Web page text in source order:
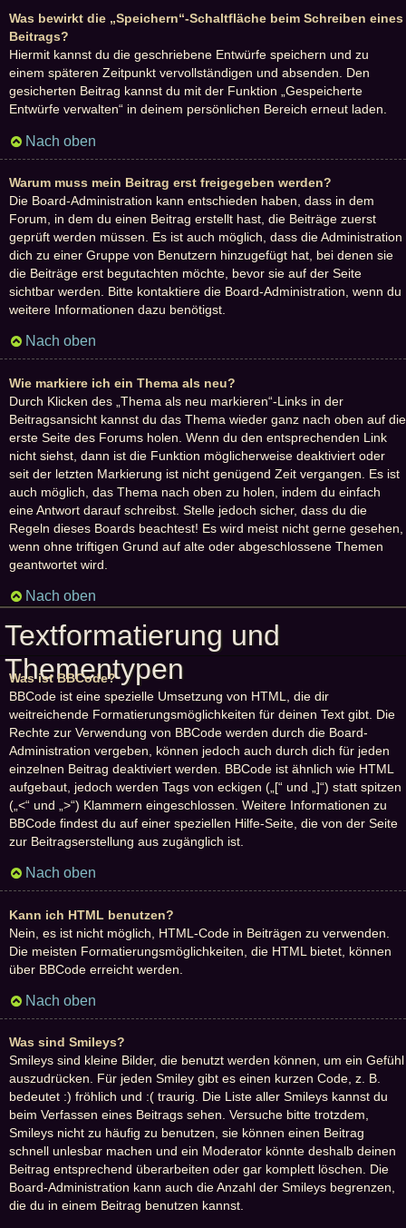
Was bewirkt die „Speichern“-Schaltfläche beim Schreiben eines
Beitrags?
Hiermit kannst du die geschriebene Entwürfe speichern und zu
einem späteren Zeitpunkt vervollständigen und absenden. Den
gesicherten Beitrag kannst du mit der Funktion „Gespeicherte
Entwürfe verwalten“ in deinem persönlichen Bereich erneut laden.
Nach oben
Warum muss mein Beitrag erst freigegeben werden?
Die Board-Administration kann entschieden haben, dass in dem
Forum, in dem du einen Beitrag erstellt hast, die Beiträge zuerst
geprüft werden müssen. Es ist auch möglich, dass die Administration
dich zu einer Gruppe von Benutzern hinzugefügt hat, bei denen sie
die Beiträge erst begutachten möchte, bevor sie auf der Seite
sichtbar werden. Bitte kontaktiere die Board-Administration, wenn du
weitere Informationen dazu benötigst.
Nach oben
Wie markiere ich ein Thema als neu?
Durch Klicken des „Thema als neu markieren“-Links in der
Beitragsansicht kannst du das Thema wieder ganz nach oben auf die
erste Seite des Forums holen. Wenn du den entsprechenden Link
nicht siehst, dann ist die Funktion möglicherweise deaktiviert oder
seit der letzten Markierung ist nicht genügend Zeit vergangen. Es ist
auch möglich, das Thema nach oben zu holen, indem du einfach
eine Antwort darauf schreibst. Stelle jedoch sicher, dass du die
Regeln dieses Boards beachtest! Es wird meist nicht gerne gesehen,
wenn ohne triftigen Grund auf alte oder abgeschlossene Themen
geantwortet wird.
Nach oben
Textformatierung und
Thementypen
Was ist BBCode?
BBCode ist eine spezielle Umsetzung von HTML, die dir
weitreichende Formatierungsmöglichkeiten für deinen Text gibt. Die
Rechte zur Verwendung von BBCode werden durch die Board-
Administration vergeben, können jedoch auch durch dich für jeden
einzelnen Beitrag deaktiviert werden. BBCode ist ähnlich wie HTML
aufgebaut, jedoch werden Tags von eckigen („[“ und „]“) statt spitzen
(„<“ und „>“) Klammern eingeschlossen. Weitere Informationen zu
BBCode findest du auf einer speziellen Hilfe-Seite, die von der Seite
zur Beitragserstellung aus zugänglich ist.
Nach oben
Kann ich HTML benutzen?
Nein, es ist nicht möglich, HTML-Code in Beiträgen zu verwenden.
Die meisten Formatierungsmöglichkeiten, die HTML bietet, können
über BBCode erreicht werden.
Nach oben
Was sind Smileys?
Smileys sind kleine Bilder, die benutzt werden können, um ein Gefühl
auszudrücken. Für jeden Smiley gibt es einen kurzen Code, z. B.
bedeutet :) fröhlich und :( traurig. Die Liste aller Smileys kannst du
beim Verfassen eines Beitrags sehen. Versuche bitte trotzdem,
Smileys nicht zu häufig zu benutzen, sie können einen Beitrag
schnell unlesbar machen und ein Moderator könnte deshalb deinen
Beitrag entsprechend überarbeiten oder gar komplett löschen. Die
Board-Administration kann auch die Anzahl der Smileys begrenzen,
die du in einem Beitrag benutzen kannst.